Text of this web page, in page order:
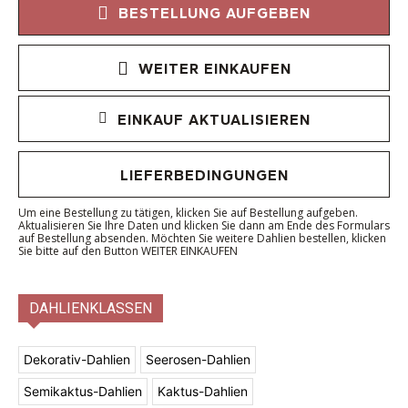
BESTELLUNG AUFGEBEN
WEITER EINKAUFEN
EINKAUF AKTUALISIEREN
LIEFERBEDINGUNGEN
Um eine Bestellung zu tätigen, klicken Sie auf Bestellung aufgeben.
Aktualisieren Sie Ihre Daten und klicken Sie dann am Ende des Formulars
auf Bestellung absenden. Möchten Sie weitere Dahlien bestellen, klicken
Sie bitte auf den Button WEITER EINKAUFEN
DAHLIENKLASSEN
Dekorativ-Dahlien Seerosen-Dahlien
Semikaktus-Dahlien Kaktus-Dahlien